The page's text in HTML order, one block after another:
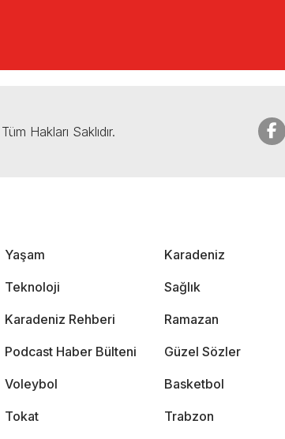
Hakları Saklıdır.
Yaşam Karadeniz
Teknoloji Sağlık
Karadeniz Rehberi Ramazan
Podcast Haber Bülteni Güzel Sözler
Voleybol Basketbol
Tokat Trabzon